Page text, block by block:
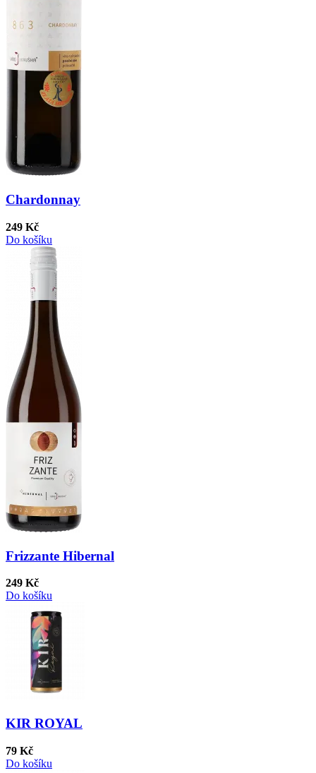
Chardonnay
249 Kč
Do košíku
Frizzante Hibernal
249 Kč
Do košíku
KIR ROYAL
79 Kč
Do košíku